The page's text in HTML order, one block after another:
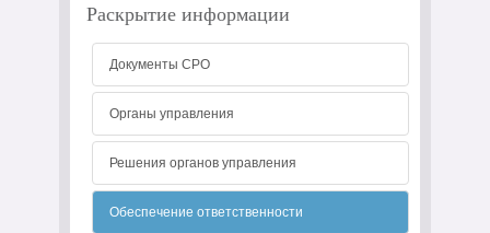
Раскрытие информации
Документы СРО
Органы управления
Решения органов управления
Обеспечение ответственности